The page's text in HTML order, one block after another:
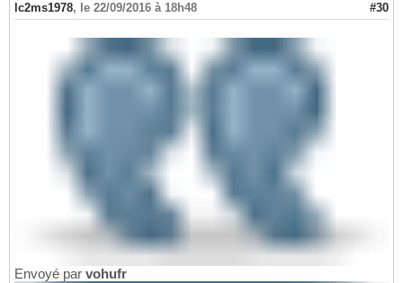
lc2ms1978, le 22/09/2016 à 18h48 #30
Envoyé par vohufr